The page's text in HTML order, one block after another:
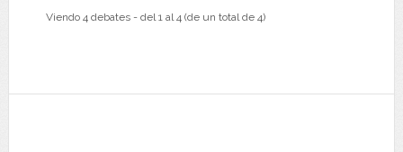
Viendo 4 debates - del 1 al 4 (de un total de 4)